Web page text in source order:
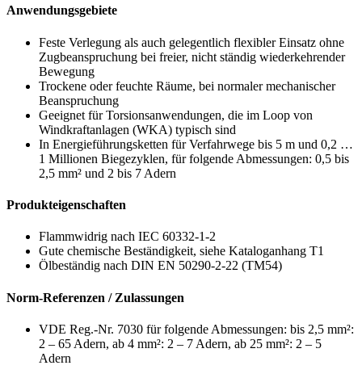
Anwendungsgebiete
Feste Verlegung als auch gelegentlich flexibler Einsatz ohne
Zugbeanspruchung bei freier, nicht ständig wiederkehrender
Bewegung
Trockene oder feuchte Räume, bei normaler mechanischer
Beanspruchung
Geeignet für Torsionsanwendungen, die im Loop von
Windkraftanlagen (WKA) typisch sind
In Energieführungsketten für Verfahrwege bis 5 m und 0,2 …
1 Millionen Biegezyklen, für folgende Abmessungen: 0,5 bis
2,5 mm² und 2 bis 7 Adern
Produkteigenschaften
Flammwidrig nach IEC 60332-1-2
Gute chemische Beständigkeit, siehe Kataloganhang T1
Ölbeständig nach DIN EN 50290-2-22 (TM54)
Norm-Referenzen / Zulassungen
VDE Reg.-Nr. 7030 für folgende Abmessungen: bis 2,5 mm²:
2 – 65 Adern, ab 4 mm²: 2 – 7 Adern, ab 25 mm²: 2 – 5
Adern